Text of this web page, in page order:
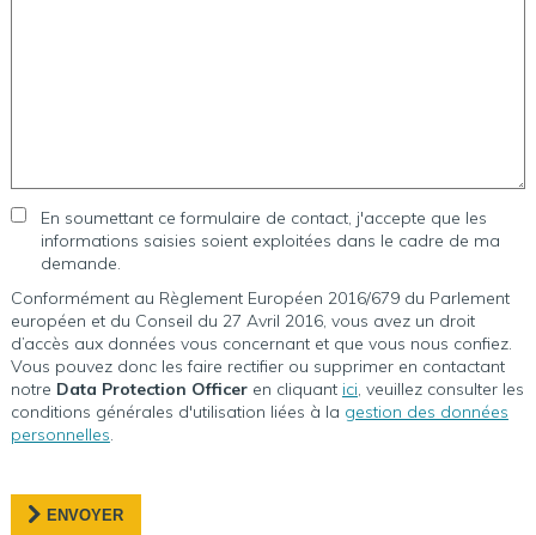
En soumettant ce formulaire de contact, j'accepte que les
informations saisies soient exploitées dans le cadre de ma
demande.
Conformément au Règlement Européen 2016/679 du Parlement
européen et du Conseil du 27 Avril 2016, vous avez un droit
d’accès aux données vous concernant et que vous nous confiez.
Vous pouvez donc les faire rectifier ou supprimer en contactant
notre Data Protection Officeren cliquant ici, veuillez consulter les
conditions générales d'utilisation liées à la gestion des données
personnelles.